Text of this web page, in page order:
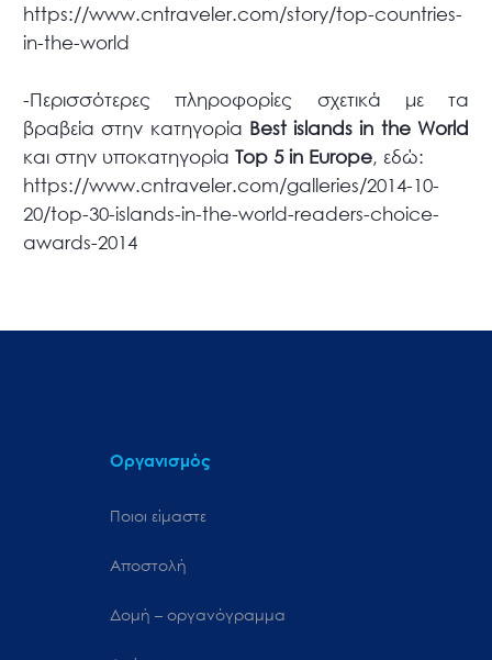
https://www.cntraveler.com/story/top-countries-
in-the-world
-Περισσότερες πληροφορίες σχετικά με τα
βραβεία στην κατηγορία Best islands in the World
και στην υποκατηγορίαTop 5 in Europe, εδώ:
https://www.cntraveler.com/galleries/2014-10-
20/top-30-islands-in-the-world-readers-choice-
awards-2014
Οργανισμός
Ποιοι είμαστε
Αποστολή
Δομή – οργανόγραμμα